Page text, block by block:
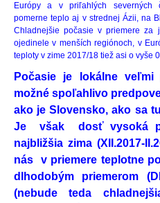
Európy a v priľahlých severných
pomerne teplo aj v strednej Ázii, na
Chladnejšie počasie v priemere za
ojedinele v menších regiónoch, v
teploty v zime 2017/18 tiež asi o vyše
Počasie je lokálne
možné spoľahlivo
ako je Slovensko, ako sa
Je však dosť vysoká
najbližšia zima (XII.2017-
nás v priemere teplotne
dlhodobým priemerom
(nebude teda